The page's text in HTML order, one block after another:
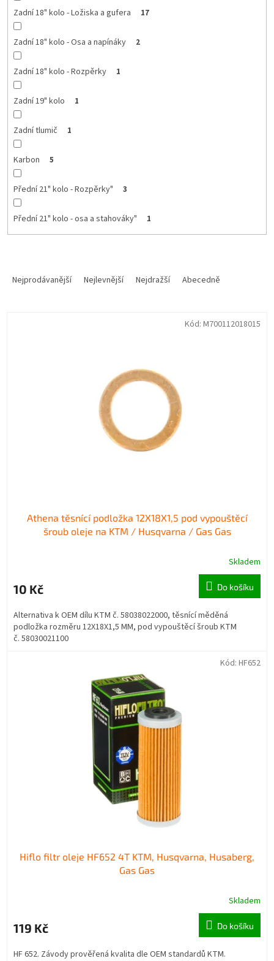
Zadní 18" kolo - Ložiska a gufera 17
Zadní 18" kolo - Osa a napínáky 2
Zadní 18" kolo - Rozpěrky 1
Zadní 19" kolo 1
Zadní tlumič 1
Karbon 5
Přední 21" kolo - Rozpěrky" 3
Přední 21" kolo - osa a stahováky" 1
Nejprodávanější Nejlevnější Nejdražší Abecedně
Athena těsnící podložka 12X18X1,5 pod vypouštěcí
šroub oleje na KTM / Husqvarna / Gas Gas
Skladem
10 Kč Do košíku
Alternativa k OEM dílu KTM č. 58038022000, těsnící měděná
podložka rozměru 12X18X1,5 MM, pod vypouštěcí šroub KTM
č. 58030021100
Kód: M700112018015
Hiflo filtr oleje HF652 4T KTM, Husqvarna, Husaberg,
Gas Gas
Skladem
119 Kč Do košíku
HF 652. Závody prověřená kvalita dle OEM standardů KTM.
Kód: HF652